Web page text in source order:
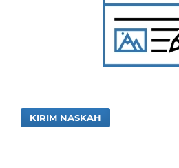
KIRIM NASKAH